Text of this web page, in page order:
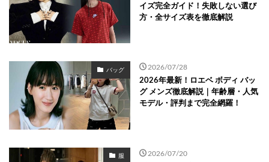
イズ完全ガイド！失敗しない選び
方・全サイズ表を徹底解説
バッグ 2026/07/28
2026年最新！ロエベ ボディ バッ
グ メンズ徹底解説｜年齢層・人気
モデル・評判まで完全網羅！
服 2026/07/20